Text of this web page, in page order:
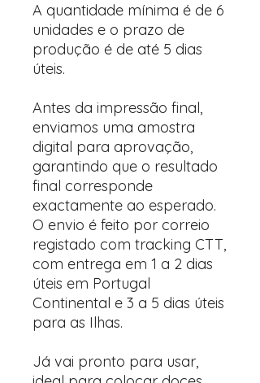
A quantidade mínima é de 6
unidades e o prazo de
produção é de até 5 dias
úteis.
Antes da impressão final,
enviamos uma amostra
digital para aprovação,
garantindo que o resultado
final corresponde
exactamente ao esperado.
O envio é feito por correio
registado com tracking CTT,
com entrega em 1 a 2 dias
úteis em Portugal
Continental e 3 a 5 dias úteis
para as Ilhas.
Já vai pronto para usar,